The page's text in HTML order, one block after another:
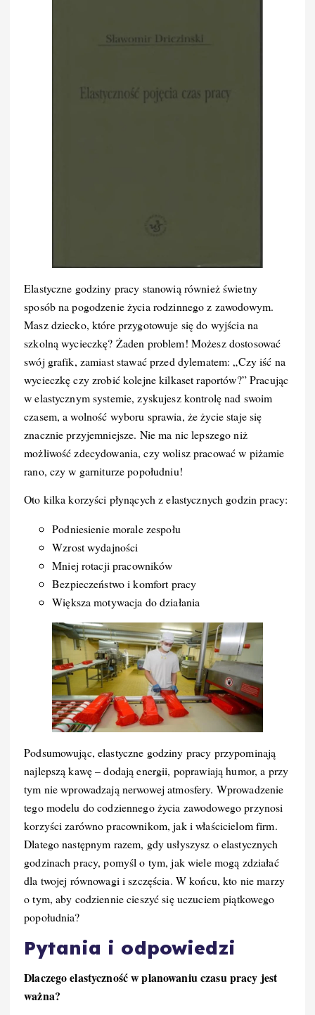
Elastyczne godziny pracy stanowią również świetny
sposób na pogodzenie życia rodzinnego z zawodowym.
Masz dziecko, które przygotowuje się do wyjścia na
szkolną wycieczkę? Żaden problem! Możesz dostosować
swój grafik, zamiast stawać przed dylematem: „Czy iść na
wycieczkę czy zrobić kolejne kilkaset raportów?” Pracując
w elastycznym systemie, zyskujesz kontrolę nad swoim
czasem, a wolność wyboru sprawia, że życie staje się
znacznie przyjemniejsze. Nie ma nic lepszego niż
możliwość zdecydowania, czy wolisz pracować w piżamie
rano, czy w garniturze popołudniu!
Oto kilka korzyści płynących z elastycznych godzin pracy:
Podniesienie morale zespołu
Wzrost wydajności
Mniej rotacji pracowników
Bezpieczeństwo i komfort pracy
Większa motywacja do działania
Podsumowując, elastyczne godziny pracy przypominają
najlepszą kawę – dodają energii, poprawiają humor, a przy
tym nie wprowadzają nerwowej atmosfery. Wprowadzenie
tego modelu do codziennego życia zawodowego przynosi
korzyści zarówno pracownikom, jak i właścicielom firm.
Dlatego następnym razem, gdy usłyszysz o elastycznych
godzinach pracy, pomyśl o tym, jak wiele mogą zdziałać
dla twojej równowagi i szczęścia. W końcu, kto nie marzy
o tym, aby codziennie cieszyć się uczuciem piątkowego
popołudnia?
Pytania i odpowiedzi
Dlaczego elastyczność w planowaniu czasu pracy jest
ważna?